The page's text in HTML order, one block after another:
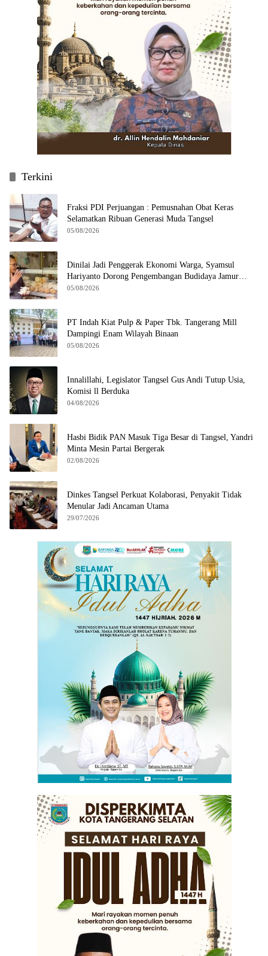
Terkini
Fraksi PDI Perjuangan : Pemusnahan Obat Keras
Selamatkan Ribuan Generasi Muda Tangsel
05/08/2026
Dinilai Jadi Penggerak Ekonomi Warga, Syamsul
Hariyanto Dorong Pengembangan Budidaya Jamur
Crispy di Serpong
05/08/2026
PT Indah Kiat Pulp & Paper Tbk. Tangerang Mill
Dampingi Enam Wilayah Binaan
05/08/2026
Innalillahi, Legislator Tangsel Gus Andi Tutup Usia,
Komisi ll Berduka
04/08/2026
Hasbi Bidik PAN Masuk Tiga Besar di Tangsel, Yandri
Minta Mesin Partai Bergerak
02/08/2026
Dinkes Tangsel Perkuat Kolaborasi, Penyakit Tidak
Menular Jadi Ancaman Utama
29/07/2026